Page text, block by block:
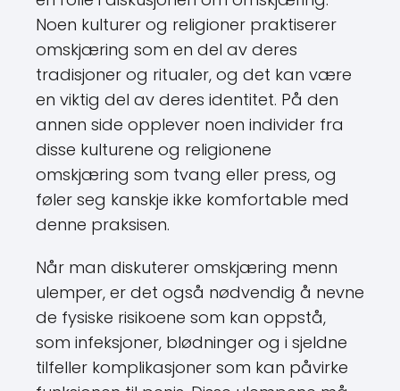
Noen kulturer og religioner praktiserer
omskjæring som en del av deres
tradisjoner og ritualer, og det kan være
en viktig del av deres identitet. På den
annen side opplever noen individer fra
disse kulturene og religionene
omskjæring som tvang eller press, og
føler seg kanskje ikke komfortable med
denne praksisen.
Når man diskuterer omskjæring menn
ulemper, er det også nødvendig å nevne
de fysiske risikoene som kan oppstå,
som infeksjoner, blødninger og i sjeldne
tilfeller komplikasjoner som kan påvirke